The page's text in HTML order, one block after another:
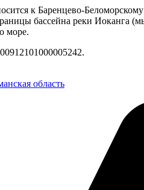
к Баренцево-
бассейна реки Иоканга
море.
область